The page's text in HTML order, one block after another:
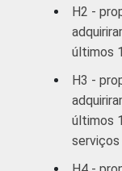
H2 -
últimos
H3 -
últimos
serviços